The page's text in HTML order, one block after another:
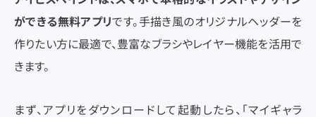
ができる無料アプリです。手描き風のオリジナルヘッダーを
作りたい方に最適で、豊富なブラシやレイヤー機能を活用で
きます。
まず、アプリをダウンロードして起動したら、「マイギャラ